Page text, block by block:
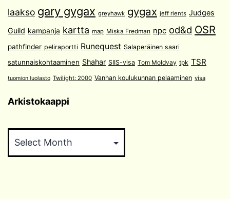
laakso gary gygax greyhawk gygax jeff rients Judges
Guild kampanja kartta map Miska Fredman npc od&d OSR
pathfinder peliraportti Runequest Salaperäinen saari
satunnaiskohtaaminen Shahar SIIS-visa Tom Moldvay tpk TSR
tuomion luolasto Twilight: 2000 Vanhan koulukunnan pelaaminen visa
Arkistokaappi